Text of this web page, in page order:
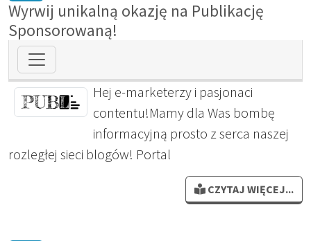
Wyrwij unikalną okazję na Publikację
Sponsorowaną!
Hej e-marketerzy i pasjonaci
contentu!Mamy dla Was bombę
informacyjną prosto z serca naszej
rozległej sieci blogów! Portal
CZYTAJ WIĘCEJ...